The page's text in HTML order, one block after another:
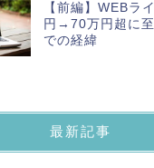
【前編】WEBラ
円→70万円超に
での経緯
最新記事